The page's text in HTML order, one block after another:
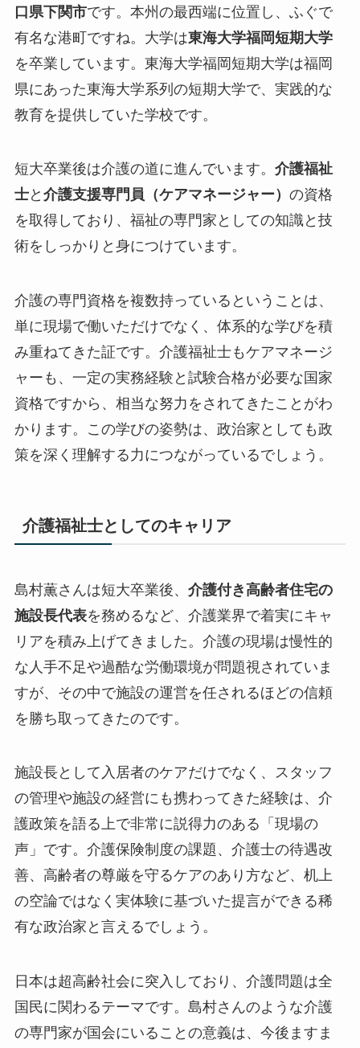
口県下関市です。本州の最西端に位置し、ふぐで
有名な港町ですね。大学は東海大学福岡短期大学
を卒業しています。東海大学福岡短期大学は福岡
県にあった東海大学系列の短期大学で、実践的な
教育を提供していた学校です。
短大卒業後は介護の道に進んでいます。 介護福祉
士と 介護支援専門員（ケアマネージャー） の資格
を取得しており、福祉の専門家としての知識と技
術をしっかりと身につけています。
介護の専門資格を複数持っているということは、
単に現場で働いただけでなく、体系的な学びを積
み重ねてきた証です。介護福祉士もケアマネージ
ャーも、一定の実務経験と試験合格が必要な国家
資格ですから、相当な努力をされてきたことがわ
かります。この学びの姿勢は、政治家としても政
策を深く理解する力につながっているでしょう。
介護福祉士としてのキャリア
島村薫さんは短大卒業後、 介護付き高齢者住宅の
施設長代表を務めるなど、介護業界で着実にキャ
リアを積み上げてきました。介護の現場は慢性的
な人手不足や過酷な労働環境が問題視されていま
すが、その中で施設の運営を任されるほどの信頼
を勝ち取ってきたのです。
施設長として入居者のケアだけでなく、スタッフ
の管理や施設の経営にも携わってきた経験は、 介
護政策を語る上で非常に説得力のある「現場の
声」 です。介護保険制度の課題、介護士の待遇改
善、高齢者の尊厳を守るケアのあり方など、机上
の空論ではなく実体験に基づいた提言ができる稀
有な政治家と言えるでしょう。
日本は超高齢社会に突入しており、介護問題は全
国民に関わるテーマです。島村さんのような介護
の専門家が国会にいることの意義は、今後ますま